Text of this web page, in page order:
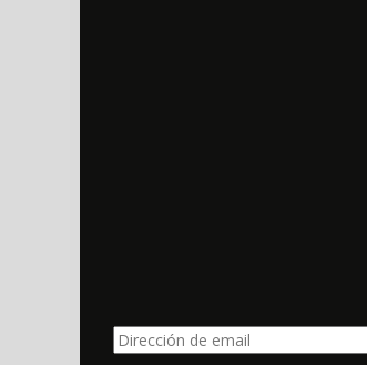
Dirección